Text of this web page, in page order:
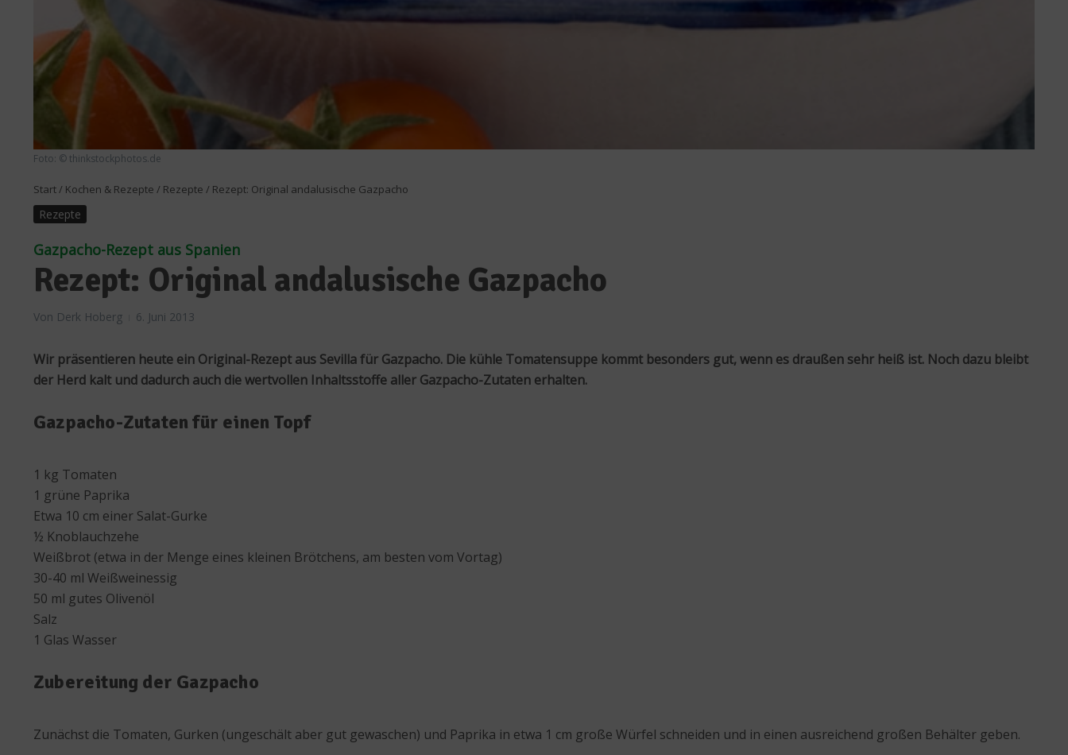
Foto: © thinkstockphotos.de
Start/ Kochen & Rezepte / Rezepte / Rezept: Original andalusische Gazpacho
Rezepte
Gazpacho-Rezept aus Spanien
Rezept: Original andalusische Gazpacho
Von Derk Hoberg 6. Juni 2013
Wir präsentieren heute ein Original-Rezept aus Sevilla für Gazpacho. Die kühle Tomatensuppe kommt besonders gut, wenn es draußen sehr heiß ist. Noch dazu bleibt
der Herd kalt und dadurch auch die wertvollen Inhaltsstoffe aller Gazpacho-Zutaten erhalten.
Gazpacho-Zutaten für einen Topf
1 kg Tomaten
1 grüne Paprika
Etwa 10 cm einer Salat-Gurke
½ Knoblauchzehe
Weißbrot (etwa in der Menge eines kleinen Brötchens, am besten vom Vortag)
30-40 ml Weißweinessig
50 ml gutes Olivenöl
Salz
1 Glas Wasser
Zubereitung der Gazpacho
Zunächst die Tomaten, Gurken (ungeschält aber gut gewaschen) und Paprika in etwa 1 cm große Würfel schneiden und in einen ausreichend großen Behälter geben.